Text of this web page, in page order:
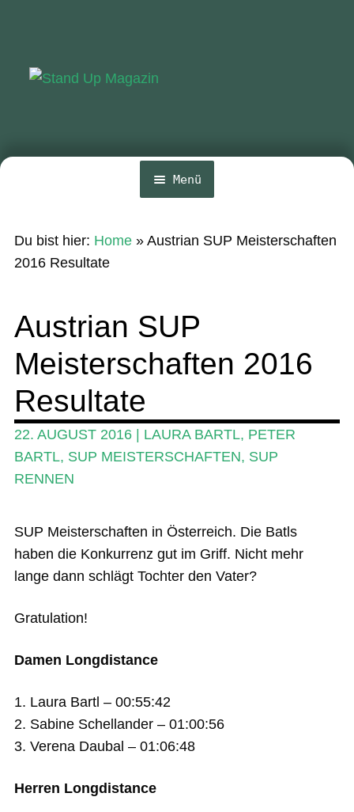
Menü
SUP-Events
Ratgeber
Stand Up Magazin TV
SPOT FINDER
Mein Konto
Du bist hier: Home» Austrian SUP Meisterschaften
2016 Resultate
Austrian SUP
Meisterschaften 2016
Resultate
22. AUGUST 2016| LAURA BARTL, PETER
BARTL, SUP MEISTERSCHAFTEN, SUP
RENNEN
SUP Meisterschaften in Österreich. Die Batls
haben die Konkurrenz gut im Griff. Nicht mehr
lange dann schlägt Tochter den Vater?
Gratulation!
Damen Longdistance
1. Laura Bartl – 00:55:42
2. Sabine Schellander – 01:00:56
3. Verena Daubal – 01:06:48
Herren Longdistance